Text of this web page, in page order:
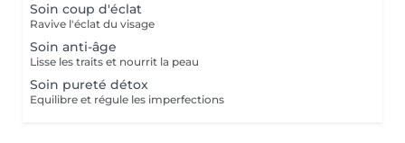
Soin coup d'éclat
Ravive l'éclat du visage
Soin anti-âge
Lisse les traits et nourrit la peau
Soin pureté détox
Equilibre et régule les imperfections